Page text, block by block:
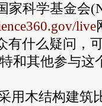
科学基金会
live
有什么疑问，
和其他参与这
用木结构建筑